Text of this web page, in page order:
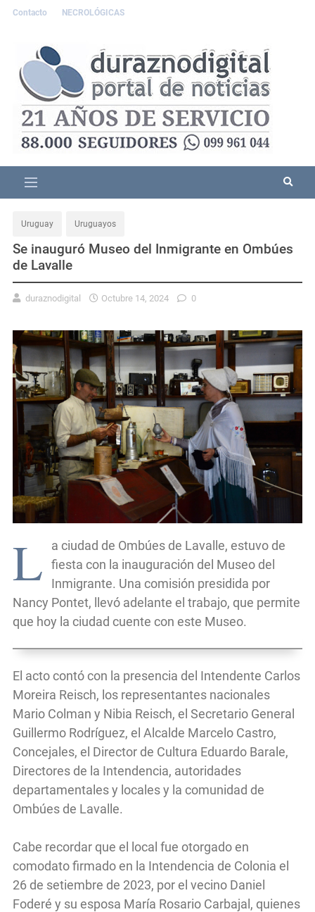
Contacto NECROLÓGICAS
Uruguay Uruguayos
Se inauguró Museo del Inmigrante en Ombúes
de Lavalle
duraznodigital Octubre 14, 2024 0
L
a ciudad de Ombúes de Lavalle, estuvo de
fiesta con la inauguración del Museo del
Inmigrante. Una comisión presidida por
Nancy Pontet, llevó adelante el trabajo, que permite
que hoy la ciudad cuente con este Museo.
El acto contó con la presencia del Intendente Carlos
Moreira Reisch, los representantes nacionales
Mario Colman y Nibia Reisch, el Secretario General
Guillermo Rodríguez, el Alcalde Marcelo Castro,
Concejales, el Director de Cultura Eduardo Barale,
Directores de la Intendencia, autoridades
departamentales y locales y la comunidad de
Ombúes de Lavalle.
Cabe recordar que el local fue otorgado en
comodato firmado en la Intendencia de Colonia el
26 de setiembre de 2023, por el vecino Daniel
Foderé y su esposa María Rosario Carbajal, quienes